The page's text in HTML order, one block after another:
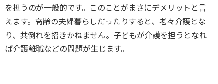
を担うのが一般的です。このことがまさにデメリットと言
えます。高齢の夫婦暮らしだったりすると、老々介護とな
り、共倒れを招きかねません。子どもが介護を担うとなれ
ば介護離職などの問題が生じます。